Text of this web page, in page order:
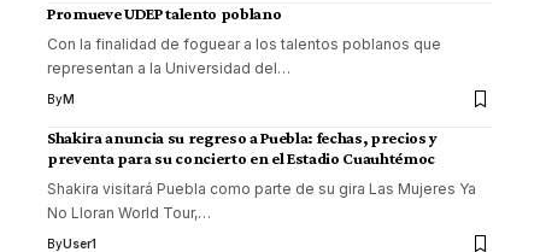
Promueve UDEP talento poblano
Con la finalidad de foguear a los talentos poblanos que
representan a la Universidad del…
ByM
Shakira anuncia su regreso a Puebla: fechas, precios y
preventa para su concierto en el Estadio Cuauhtémoc
Shakira visitará Puebla como parte de su gira Las Mujeres Ya
No Lloran World Tour,…
ByUser1